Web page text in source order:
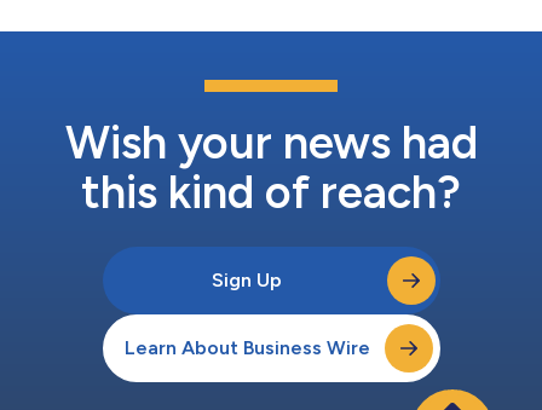
里拍摄，同时也展示并享受这一刻，这是世界上最神奇的地方之
彩：“萨满祝福了这片土地。这是一次不可思议的经历。”Anthony
Ramos补充道：“秘鲁是电影的主角，你只需尽情感受其节日、人
启用了800名群众演员。 在这一经典...
Wish your news had
this kind of reach?
Sign Up
Learn About Business Wire